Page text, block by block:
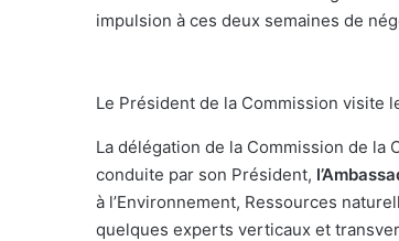
impulsion à ces deux semaines de
Le Président de la Commission visite
La délégation de la Commission de la
conduite par son Président,
à l’Environnement, Ressources
quelques experts verticaux et